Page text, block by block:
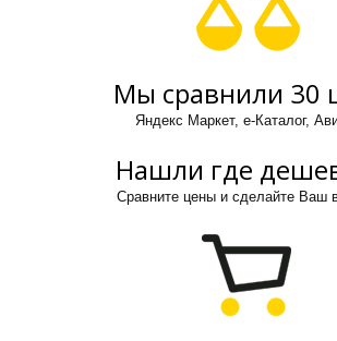
Мы сравнили 30
Яндекс Маркет, е-Каталог,
Нашли где
Сравните цены и сделайте Ваш